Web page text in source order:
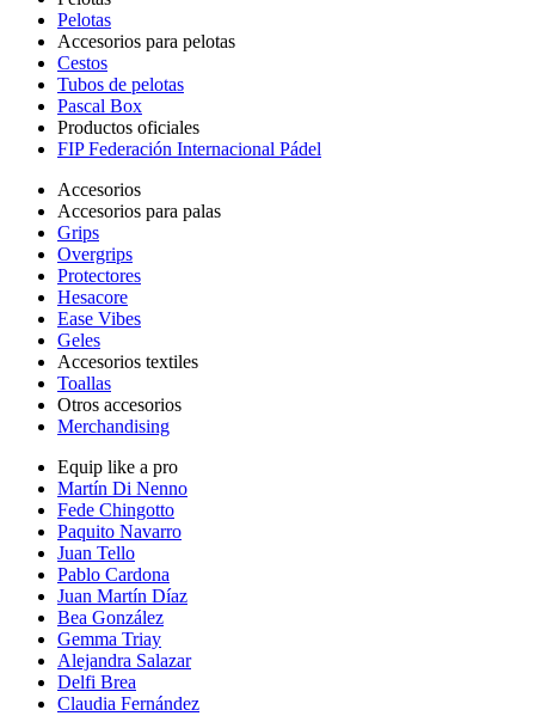
Pelotas
Accesorios para pelotas
Cestos
Tubos de pelotas
Pascal Box
Productos oficiales
FIP Federación Internacional Pádel
Accesorios
Accesorios para palas
Grips
Overgrips
Protectores
Hesacore
Ease Vibes
Geles
Accesorios textiles
Toallas
Otros accesorios
Merchandising
Equip like a pro
Martín Di Nenno
Fede Chingotto
Paquito Navarro
Juan Tello
Pablo Cardona
Juan Martín Díaz
Bea González
Gemma Triay
Alejandra Salazar
Delfi Brea
Claudia Fernández